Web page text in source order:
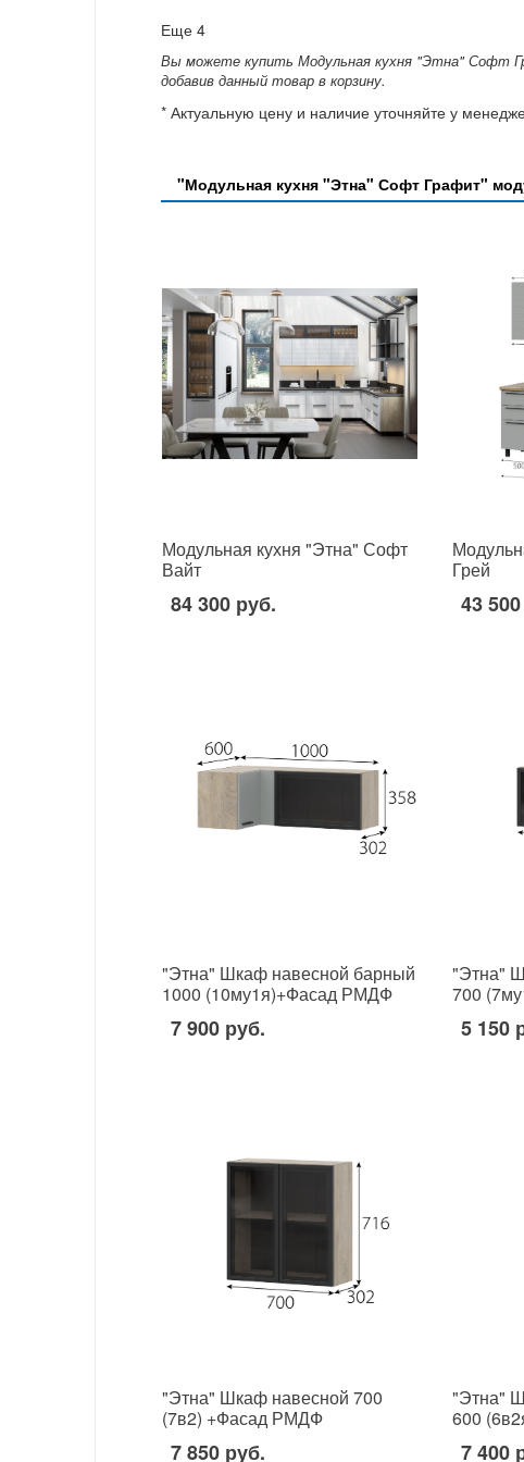
Еще 4
Вы можете купить Модульная кухня "Этна" Софт
добавив данный товар в корзину.
* Актуальную цену и наличие уточняйте у
"Модульная кухня "Этна" Софт Графит"
Модульная кухня "Этна" Софт
Вайт
84 300 руб.
Грей
43
"Этна" Шкаф навесной барный
1000 (10му1я)+Фасад РМДФ
7 900 руб.
"Этна"
700
5 150
"Этна" Шкаф навесной 700
(7в2) +Фасад РМДФ
7 850 руб.
"Этна"
600
7 400